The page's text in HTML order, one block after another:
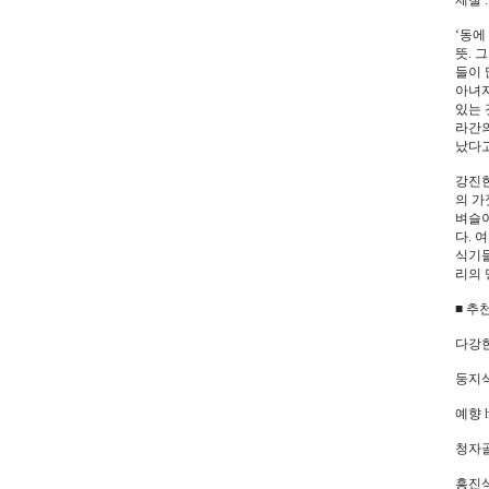
‘동
뜻.
들이
아녀
있는
라간
났다
강진
의 가
벼슬
다.
식기
리의
■ 추
다강
둥지
예향
청자
흥진